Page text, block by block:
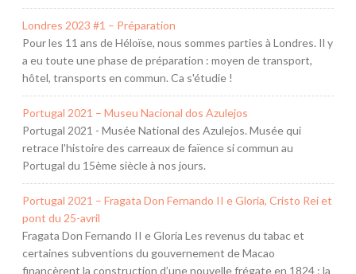
Londres 2023 #1 – Préparation
Pour les 11 ans de Héloïse, nous sommes parties à Londres. Il y
a eu toute une phase de préparation : moyen de transport,
hôtel, transports en commun. Ca s'étudie !
Portugal 2021 – Museu Nacional dos Azulejos
Portugal 2021 - Musée National des Azulejos. Musée qui
retrace l'histoire des carreaux de faïence si commun au
Portugal du 15ème siècle à nos jours.
Portugal 2021 – Fragata Don Fernando II e Gloria, Cristo Rei et
pont du 25-avril
Fragata Don Fernando II e Gloria Les revenus du tabac et
certaines subventions du gouvernement de Macao
financèrent la construction d’une nouvelle frégate en 1824 : la